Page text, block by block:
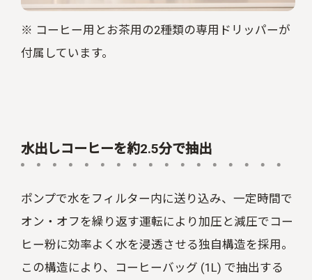
※ コーヒー用とお茶用の2種類の専用ドリッパーが
付属しています。
水出しコーヒーを約2.5分で抽出
ポンプで水をフィルター内に送り込み、一定時間で
オン・オフを繰り返す運転により加圧と減圧でコー
ヒー粉に効率よく水を浸透させる独自構造を採用。
この構造により、コーヒーバッグ (1L) で抽出する